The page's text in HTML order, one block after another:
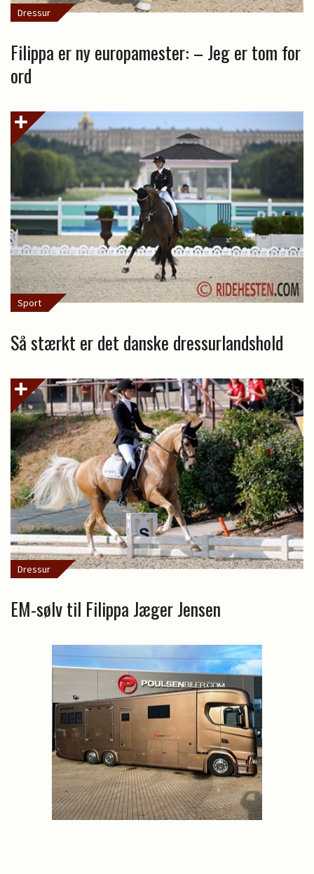
Dressur
Filippa er ny europamester: – Jeg er tom for
ord
Sport
Så stærkt er det danske dressurlandshold
Dressur
EM-sølv til Filippa Jæger Jensen